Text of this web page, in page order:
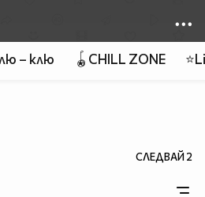
– клю 🪀CHILL ZONE
СЛЕДВАЙ2